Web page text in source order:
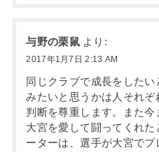
与野の栗鼠 より:
2017年1月7日 2:13 AM
同じクラブで成長をした
みたいと思うかは人それ
判断を尊重します。また
大宮を愛して闘ってくれ
ーターは、選手が大宮でプ